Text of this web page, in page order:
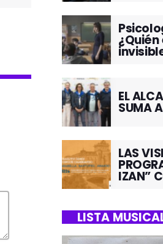
EL
SUMA
LAS
IZAN”
LISTA